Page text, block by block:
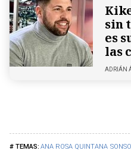
ANA ROSA QUINTANA
sin
es
las
ADRIÁN